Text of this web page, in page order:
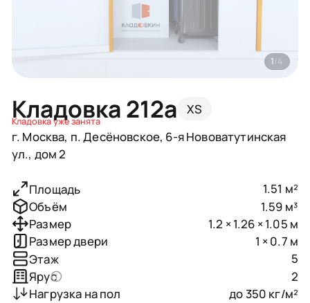
Кладовка 212a XS
Кладовка уже занята
г. Москва, п. Десёновское, 6-я Нововатутинская
ул., дом 2
1/4
Площадь
1.51 м²
Объём
1.59 м³
Размер
1.2 × 1.26 × 1.05 м
Размер двери
1 × 0.7 м
Этаж
5
Ярус
2
Нагрузка на пол
до 350 кг/м²